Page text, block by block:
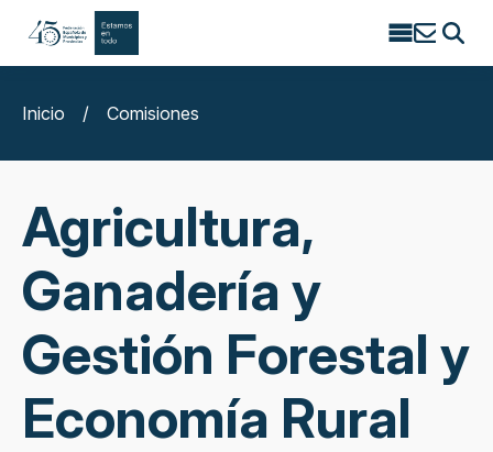
Search
Inicio
/ Comisiones
Agricultura,
Ganadería y
Gestión Forestal y
Economía Rural